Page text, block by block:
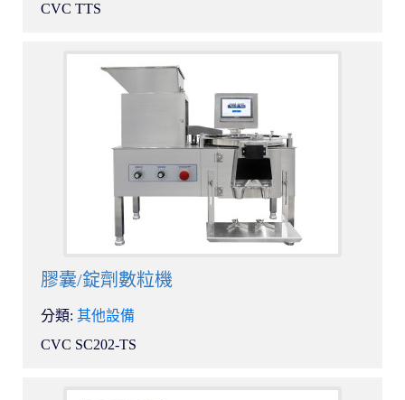
CVC TTS
膠囊/錠劑數粒機
分類: 其他設備
CVC SC202-TS